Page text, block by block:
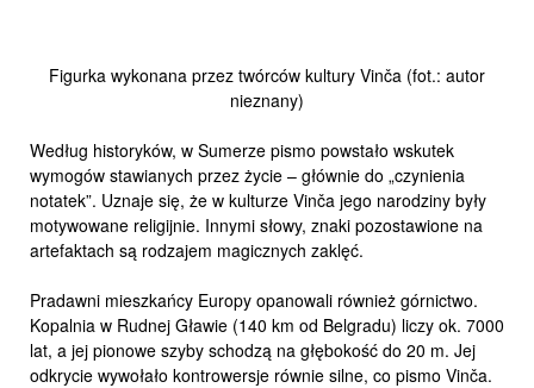
Figurka wykonana przez twórców kultury Vinča (fot.: autor
nieznany)
Według historyków, w Sumerze pismo powstało wskutek
wymogów stawianych przez życie – głównie do „czynienia
notatek”. Uznaje się, że w kulturze Vinča jego narodziny były
motywowane religijnie. Innymi słowy, znaki pozostawione na
artefaktach są rodzajem magicznych zaklęć.
Pradawni mieszkańcy Europy opanowali również górnictwo.
Kopalnia w Rudnej Gławie (140 km od Belgradu) liczy ok. 7000
lat, a jej pionowe szyby schodzą na głębokość do 20 m. Jej
odkrycie wywołało kontrowersje równie silne, co pismo Vinča.